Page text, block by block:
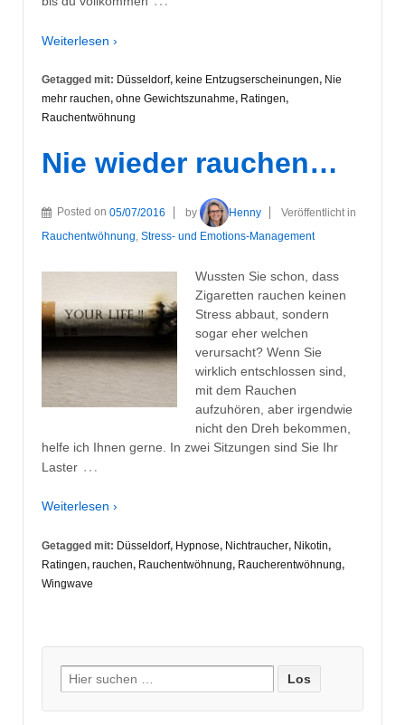
Weiterlesen ›
Getagged mit: Düsseldorf, keine Entzugserscheinungen, Nie
mehr rauchen, ohne Gewichtszunahme, Ratingen,
Rauchentwöhnung
Nie wieder rauchen…
Posted on 05/07/2016 by Henny
Veröffentlicht in
Rauchentwöhnung, Stress- und Emotions-Management
Wussten Sie schon, dass
Zigaretten rauchen keinen
Stress abbaut, sondern
sogar eher welchen
verursacht? Wenn Sie
wirklich entschlossen sind,
mit dem Rauchen
aufzuhören, aber irgendwie
nicht den Dreh bekommen,
helfe ich Ihnen gerne. In zwei Sitzungen sind Sie Ihr
Laster …
Weiterlesen ›
Getagged mit: Düsseldorf, Hypnose, Nichtraucher, Nikotin,
Ratingen, rauchen, Rauchentwöhnung, Raucherentwöhnung,
Wingwave
Suche
nach: